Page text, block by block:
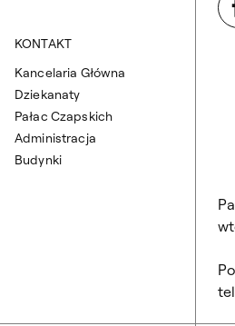
KONTAKT
Kancelaria Główna
Dziekanaty
Pałac Czapskich
Administracja
Budynki